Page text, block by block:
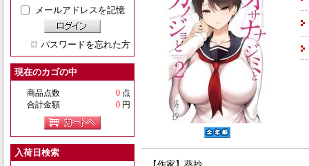
メールアドレスを記憶
パスワードを忘れた方
現在のカゴの中
商品点数 0 点
合計金額
0 円
入荷日検索